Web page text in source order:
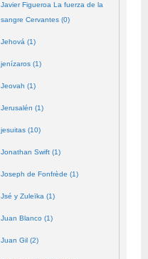
Javier Figueroa La fuerza de la
sangre Cervantes (0)
Jehová (1)
jenízaros (1)
Jeovah (1)
Jerusalén (1)
jesuitas (10)
Jonathan Swift (1)
Joseph de Fonfrède (1)
Jsé y Zuleïka (1)
Juan Blanco (1)
Juan Gil (2)